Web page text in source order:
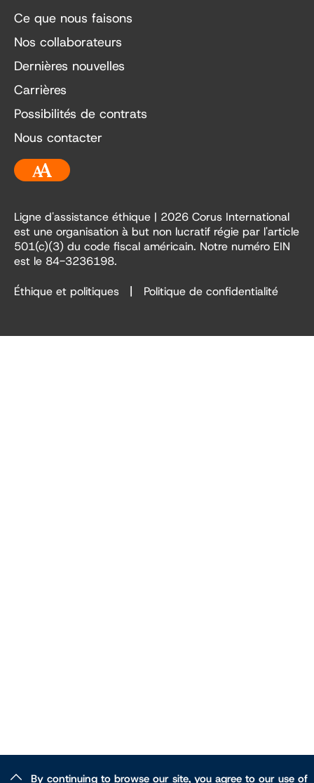
Ce que nous faisons
Nos collaborateurs
Dernières nouvelles
Carrières
Possibilités de contrats
Nous contacter
Ligne d'assistance éthique | 2026 Corus International
est une organisation à but non lucratif régie par l'article
501(c)(3) du code fiscal américain. Notre numéro EIN
est le 84-3236198.
Éthique et politiques Politique de confidentialité
By continuing to browse our site, you agree to our use of